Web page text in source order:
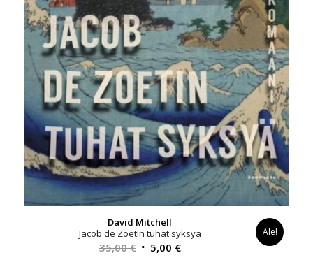
David Mitchell
Jacob de Zoetin tuhat syksyä
35,00€ Alkuperäinen
5,00 €Nykyinen
Ale!